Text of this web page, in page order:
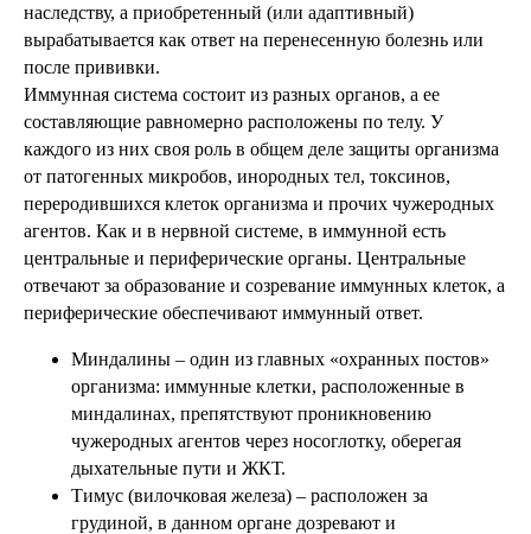
наследству, а приобретенный (или адаптивный)
вырабатывается как ответ на перенесенную болезнь или
после прививки.
Иммунная система состоит из разных органов, а ее
составляющие равномерно расположены по телу. У
каждого из них своя роль в общем деле защиты организма
от патогенных микробов, инородных тел, токсинов,
переродившихся клеток организма и прочих чужеродных
агентов. Как и в нервной системе, в иммунной есть
центральные и периферические органы. Центральные
отвечают за образование и созревание иммунных клеток, а
периферические обеспечивают иммунный ответ.
Миндалины – один из главных «охранных постов»
организма: иммунные клетки, расположенные в
миндалинах, препятствуют проникновению
чужеродных агентов через носоглотку, оберегая
дыхательные пути и ЖКТ.
Тимус (вилочковая железа) – расположен за
грудиной, в данном органе дозревают и